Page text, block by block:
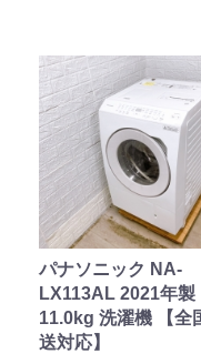
パナソニック NA-
LX113AL 2021年製
11.0kg 洗濯機 【全
送対応】